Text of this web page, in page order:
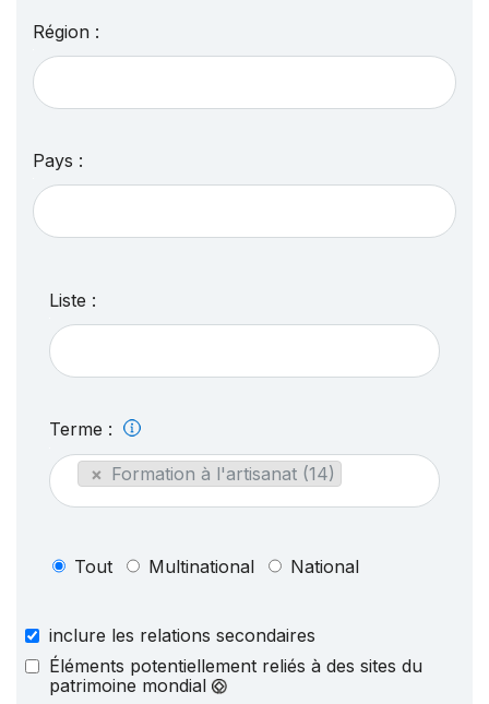
Région :
Pays :
Liste :
Terme :
× Formation à l'artisanat (14)
Tout Multinational National
inclure les relations secondaires
Éléments potentiellement reliés à des sites du
patrimoine mondial